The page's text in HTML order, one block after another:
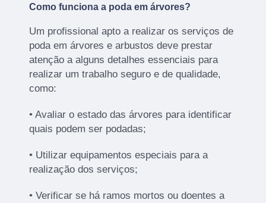
Como funciona a poda em árvores?
Um profissional apto a realizar os serviços de
poda em árvores e arbustos deve prestar
atenção a alguns detalhes essenciais para
realizar um trabalho seguro e de qualidade,
como:
• Avaliar o estado das árvores para identificar
quais podem ser podadas;
• Utilizar equipamentos especiais para a
realização dos serviços;
• Verificar se há ramos mortos ou doentes a